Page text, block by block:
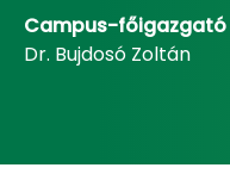
Campus-főigazgató
Dr. Bujdosó Zoltán